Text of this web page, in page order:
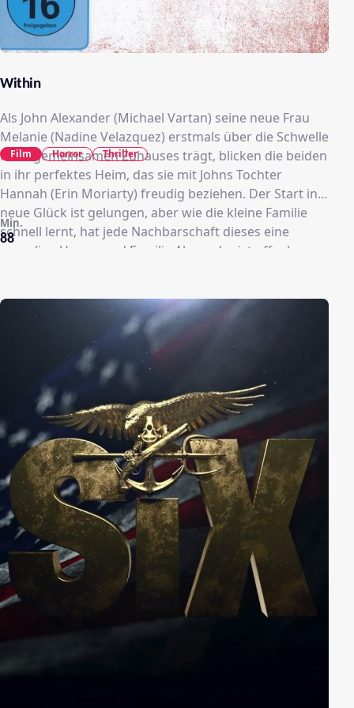
Within
Als John Alexander (Michael Vartan) seine neue Frau
Melanie (Nadine Velazquez) erstmals über die Schwelle
ihres gemeinsamen Zuhauses trägt, blicken die beiden
in ihr perfektes Heim, das sie mit Johns Tochter
Hannah (Erin Moriarty) freudig beziehen. Der Start ins
neue Glück ist gelungen, aber wie die kleine Familie
schnell lernt, hat jede Nachbarschaft dieses eine
gruselige Haus – und Familie Alexander ist offenbar
oder wechseln mysteriös den Ort. Neue Schlösser
werden eingebaut, doch so einfach lässt sich das
Problem nicht lösen. Was, wenn das Böse bereits drin
ist? Hannah gibt ihrem Vater zu verstehen, dass sie so
schnell es geht wieder ausziehen will. Familie
Alexander jedoch schwebt längst in Lebensgefahr…
88
Min.
Film Horror Thriller